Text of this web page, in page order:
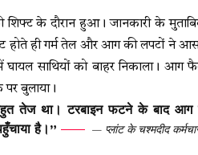
शिफ्ट के दौरान हुआ। जानकारी के
होते ही गर्म तेल और आग की लपटों ने
साथियों को बाहर निकाला। आग
पर बुलाया।
तेज था। टरबाइन फटने के बाद आग
है।”
— प्लांट के चश्मदीद